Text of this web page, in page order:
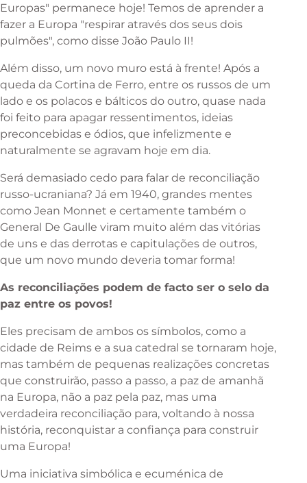
Europas" permanece hoje! Temos de aprender a
fazer a Europa "respirar através dos seus dois
pulmões", como disse João Paulo II!
Além disso, um novo muro está à frente! Após a
queda da Cortina de Ferro, entre os russos de um
lado e os polacos e bálticos do outro, quase nada
foi feito para apagar ressentimentos, ideias
preconcebidas e ódios, que infelizmente e
naturalmente se agravam hoje em dia.
Será demasiado cedo para falar de reconciliação
russo-ucraniana? Já em 1940, grandes mentes
como Jean Monnet e certamente também o
General De Gaulle viram muito além das vitórias
de uns e das derrotas e capitulações de outros,
que um novo mundo deveria tomar forma!
As reconciliações podem de facto ser o selo da
paz entre os povos!
Eles precisam de ambos os símbolos, como a
cidade de Reims e a sua catedral se tornaram hoje,
mas também de pequenas realizações concretas
que construirão, passo a passo, a paz de amanhã
na Europa, não a paz pela paz, mas uma
verdadeira reconciliação para, voltando à nossa
história, reconquistar a confiança para construir
uma Europa!
Uma iniciativa simbólica e ecuménica de